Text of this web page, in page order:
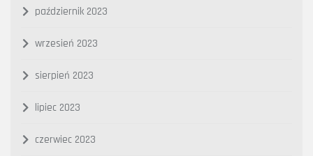
październik 2023
wrzesień 2023
sierpień 2023
lipiec 2023
czerwiec 2023